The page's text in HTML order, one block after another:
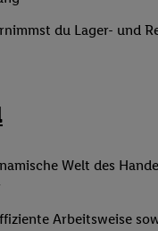
du Lager- und
Welt des
Arbeitsweise